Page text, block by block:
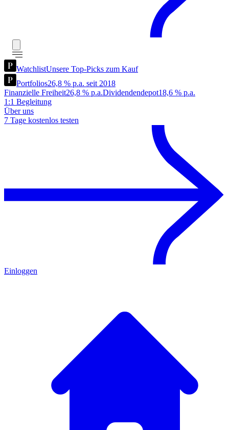
WatchlistUnsere Top-Picks zum Kauf
Portfolios26,8 % p.a. seit 2018
Finanzielle Freiheit26,8 % p.a.Dividendendepot18,6 % p.a.
1:1 Begleitung
Über uns
7 Tage kostenlos testen
Einloggen